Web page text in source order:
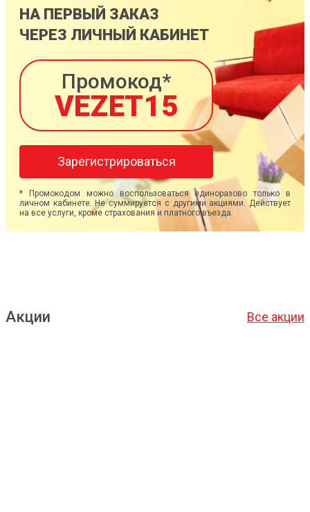
НА ПЕРВЫЙ ЗАКАЗ
ЧЕРЕЗ ЛИЧНЫЙ КАБИНЕТ
Промокод*
VEZET15
Зарегистрироваться
* Промокодом можно воспользоваться единоразово только в
личном кабинете. Не суммируется с другими акциями. Действует
на все услуги, кроме страхования и платного въезда.
Акции Все акции